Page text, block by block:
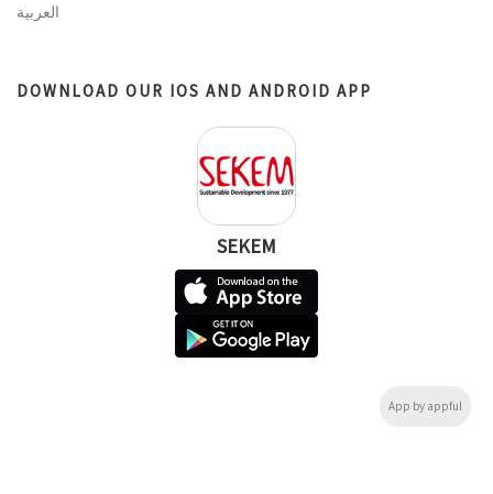
العربية
DOWNLOAD OUR IOS AND ANDROID APP
SEKEM
App by appful